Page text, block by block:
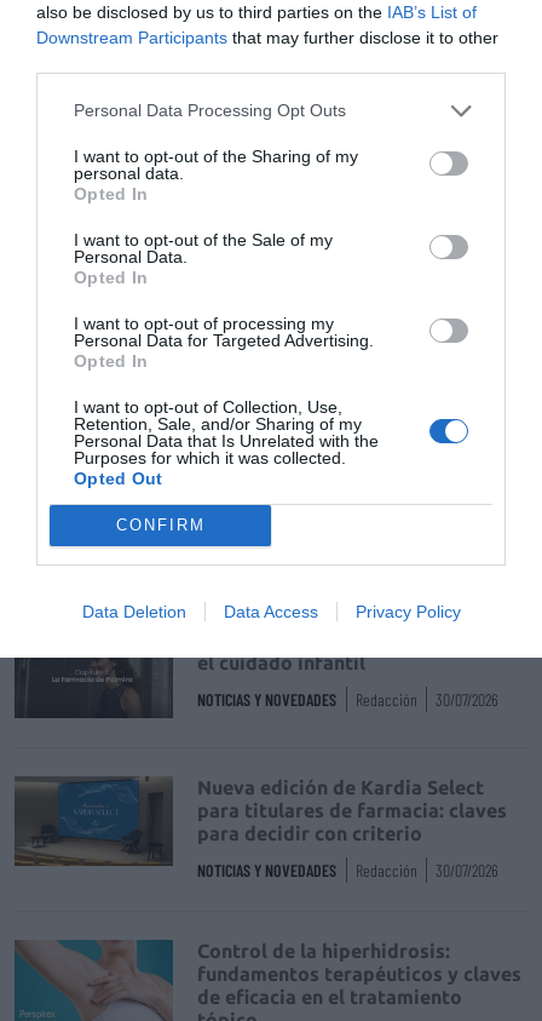
also be disclosed by us to third parties on the IAB’s List of
Downstream Participants that may further disclose it to other
Personal Data Processing Opt Outs
I want to opt-out of the Sharing of my
personal data.
Opted In
I want to opt-out of the Sale of my
Personal Data.
Opted In
I want to opt-out of processing my
Personal Data for Targeted Advertising.
Opted In
I want to opt-out of Collection, Use,
Retention, Sale, and/or Sharing of my
Personal Data that Is Unrelated with the
Purposes for which it was collected.
Opted Out
CONFIRM
Data Deletion Data Access Privacy Policy
Tags
fotoprotección antiaging
Laboratorios ISDIN
Destacados
La venta online de medicamentos
de uso humano: seguridad y
24 Congreso Nacional
Farmacéutico de Oviedo
el cuidado infantil
NOTICIAS Y NOVEDADES Redacción 30/07/2026
Nueva edición de Kardia Select
para titulares de farmacia: claves
para decidir con criterio
NOTICIAS Y NOVEDADES Redacción 30/07/2026
Control de la hiperhidrosis:
fundamentos terapéuticos y claves
de eficacia en el tratamiento